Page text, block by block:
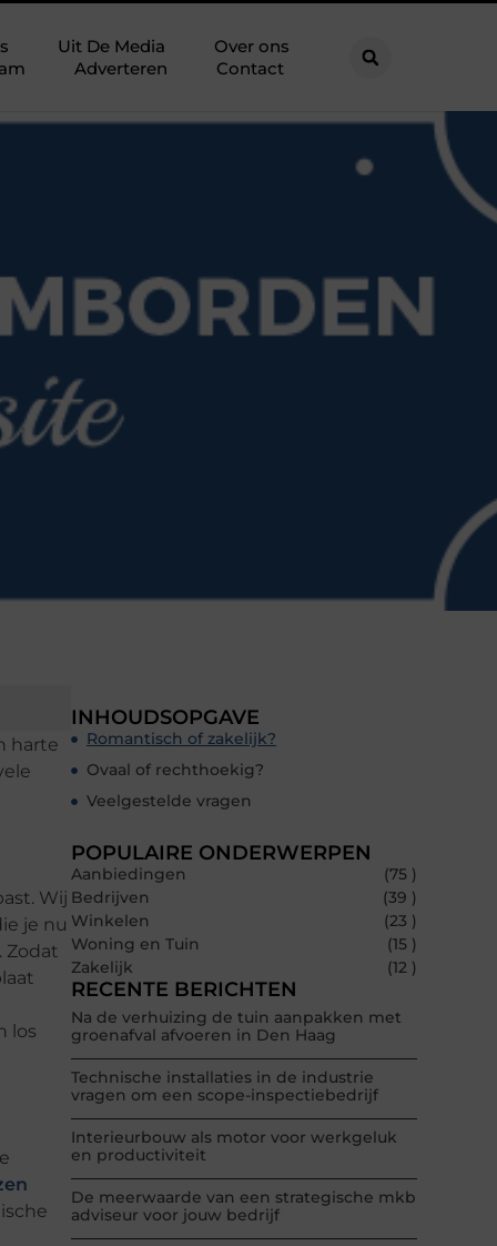
Uit De Media
Over ons
Adverteren Contact
harte
Wij
je nu
Zodat
los
INHOUDSOPGAVE
Romantisch of zakelijk?
Ovaal of rechthoekig?
Veelgestelde vragen
POPULAIRE ONDERWERPEN
Aanbiedingen
(75 )
Bedrijven
(39 )
Winkelen
(23 )
Woning en Tuin
(15 )
Zakelijk
(12 )
RECENTE BERICHTEN
Na de verhuizing de tuin aanpakken met
groenafval afvoeren in Den Haag
Technische installaties in de industrie
vragen om een scope-inspectiebedrijf
Interieurbouw als motor voor werkgeluk
en productiviteit
De meerwaarde van een strategische mkb
adviseur voor jouw bedrijf